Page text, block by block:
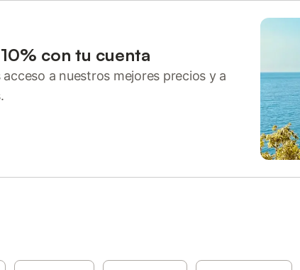
con tu cuenta
a nuestros mejores precios y a